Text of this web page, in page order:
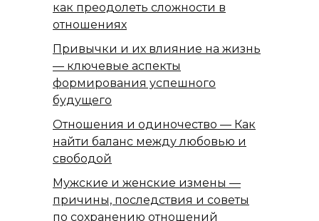
как преодолеть сложности в
отношениях
Привычки и их влияние на жизнь
— ключевые аспекты
формирования успешного
будущего
Отношения и одиночество — Как
найти баланс между любовью и
свободой
Мужские и женские измены —
причины, последствия и советы
по сохранению отношений